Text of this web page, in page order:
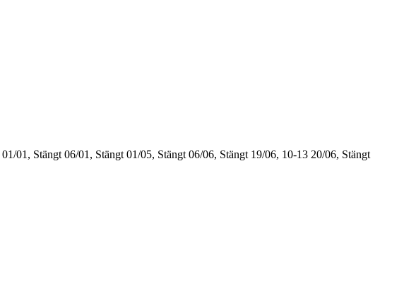
01/01, Stängt 06/01, Stängt 01/05, Stängt 06/06, Stängt 19/06, 10-13 20/06, Stängt